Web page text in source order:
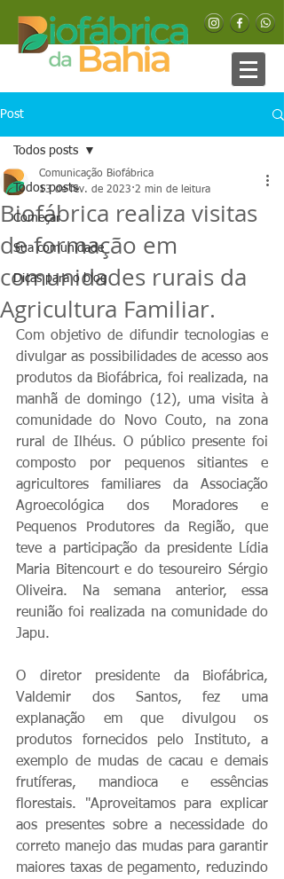
Post
Todos posts
Começar
Sua comunidade
Dicas para o blog
Todos posts
Biofábrica realiza visitas
de formação em
comunidades rurais da
Agricultura Familiar.
Comunicação Biofábrica
13 de fev. de 2023 2 min de leitura
Com objetivo de difundir tecnologias e
divulgar as possibilidades de acesso aos
produtos da Biofábrica, foi realizada, na
manhã de domingo (12), uma visita à
comunidade do Novo Couto, na zona
rural de Ilhéus. O público presente foi
composto por pequenos sitiantes e
agricultores familiares da Associação
Agroecológica dos Moradores e
Pequenos Produtores da Região, que
teve a participação da presidente Lídia
Maria Bitencourt e do tesoureiro Sérgio
Oliveira. Na semana anterior, essa
reunião foi realizada na comunidade do
Japu.
O diretor presidente da Biofábrica,
Valdemir dos Santos, fez uma
explanação em que divulgou os
produtos fornecidos pelo Instituto, a
exemplo de mudas de cacau e demais
frutíferas, mandioca e essências
florestais. "Aproveitamos para explicar
aos presentes sobre a necessidade do
correto manejo das mudas para garantir
maiores taxas de pegamento, reduzindo